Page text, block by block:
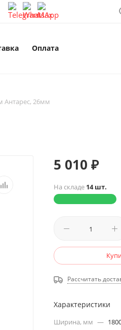
Оплата
Антарес, 26мм
5 010 ₽
На складе 14 шт.
Рассчитать
Характеристики
Ширина, мм —